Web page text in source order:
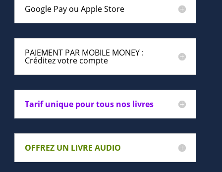
Google Pay ou Apple Store
PAIEMENT PAR MOBILE MONEY :
Créditez votre compte
Tarif unique pour tous nos livres
OFFREZ UN LIVRE AUDIO